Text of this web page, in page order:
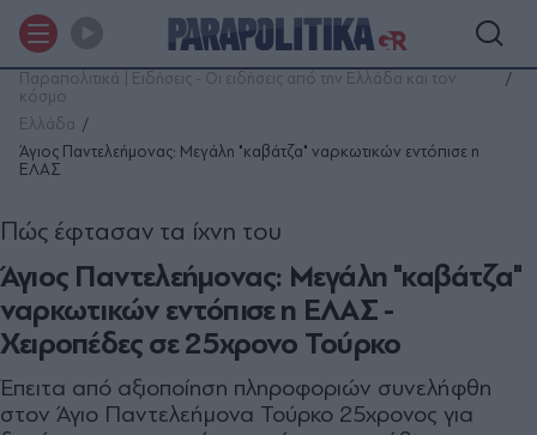
Παραπολιτικά | Ειδήσεις - Οι ειδήσεις από την Ελλάδα και τον
κόσμο
Ελλάδα
Άγιος Παντελεήμονας: Μεγάλη "καβάτζα" ναρκωτικών εντόπισε η
ΕΛΑΣ
Άγιος Παντελεήμονας: Μεγάλη "καβάτζα"
ναρκωτικών εντόπισε η ΕΛΑΣ -
Χειροπέδες σε 25χρονο Τούρκο
Πώς έφτασαν τα ίχνη του
Έπειτα από αξιοποίηση πληροφοριών συνελήφθη
στον Άγιο Παντελεήμονα Τούρκο 25χρονος για